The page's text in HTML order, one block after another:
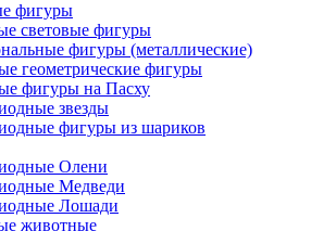
фигуры
световые фигуры
фигуры (металлические)
геометрические фигуры
фигуры на Пасху
звезды
фигуры из шариков
Олени
Медведи
Лошади
животные